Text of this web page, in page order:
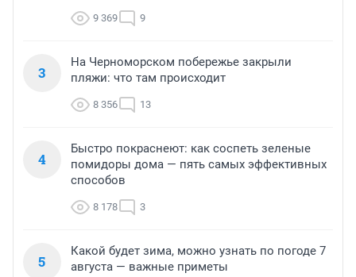
9 369 9
3
На Черноморском побережье закрыли
пляжи: что там происходит
8 356 13
4
Быстро покраснеют: как соспеть зеленые
помидоры дома — пять самых эффективных
способов
8 178 3
5
Какой будет зима, можно узнать по погоде 7
августа — важные приметы